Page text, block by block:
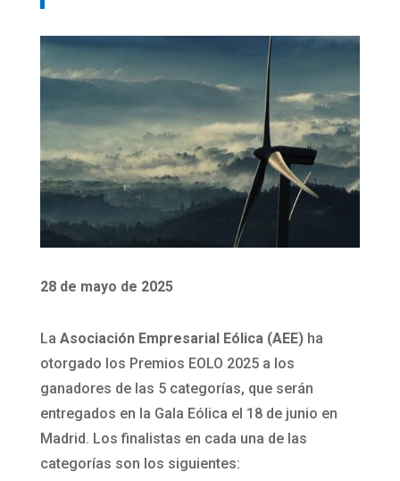
28 de mayo de 2025
La Asociación Empresarial Eólica (AEE) ha
otorgado los Premios EOLO 2025 a los
ganadores de las 5 categorías, que serán
entregados en la Gala Eólica el 18 de junio en
Madrid. Los finalistas en cada una de las
categorías son los siguientes: